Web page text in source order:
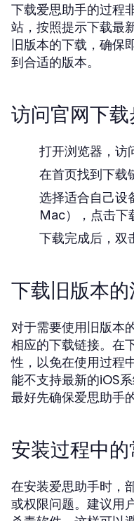
下载爱思助手的过程
站，按照提示下载最
旧版本的下载，确保
到合适的版本。
访问官网下
打开浏览器，访
在首页找到下载
选择适合自己设
Mac），点击下
下载完成后，双
下载旧版本
对于需要使用旧版本
相应的下载链接。在
性，以免在使用过程
能不支持最新的iOS
最好先确保爱思助手
安装过程中
在安装爱思助手时，
或权限问题。建议用